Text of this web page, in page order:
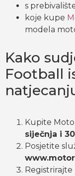
s
koje kupe
modela
Kako
Football
Kupite
siječnja i
Posjetite